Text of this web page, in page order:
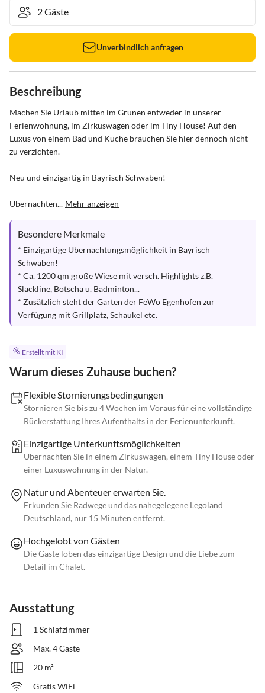
Unverbindlich anfragen
Beschreibung
Machen Sie Urlaub mitten im Grünen entweder in unserer
Ferienwohnung, im Zirkuswagen oder im Tiny House! Auf den
Luxus von einem Bad und Küche brauchen Sie hier dennoch nicht
zu verzichten.
Neu und einzigartig in Bayrisch Schwaben!
Übernachten... Mehr anzeigen
Besondere Merkmale
* Einzigartige Übernachtungsmöglichkeit in Bayrisch
Schwaben!
* Ca. 1200 qm große Wiese mit versch. Highlights z.B.
Slackline, Botscha u. Badminton...
* Zusätzlich steht der Garten der FeWo Egenhofen zur
Verfügung mit Grillplatz, Schaukel etc.
Erstellt mit KI
Warum dieses Zuhause buchen?
Flexible Stornierungsbedingungen
Stornieren Sie bis zu 4 Wochen im Voraus für eine vollständige
Rückerstattung Ihres Aufenthalts in der Ferienunterkunft.
Einzigartige Unterkunftsmöglichkeiten
Übernachten Sie in einem Zirkuswagen, einem Tiny House oder
einer Luxuswohnung in der Natur.
Natur und Abenteuer erwarten Sie.
Erkunden Sie Radwege und das nahegelegene Legoland
Deutschland, nur 15 Minuten entfernt.
Hochgelobt von Gästen
Die Gäste loben das einzigartige Design und die Liebe zum
Detail im Chalet.
Ausstattung
1 Schlafzimmer
Max. 4 Gäste
20 m²
Gratis WiFi